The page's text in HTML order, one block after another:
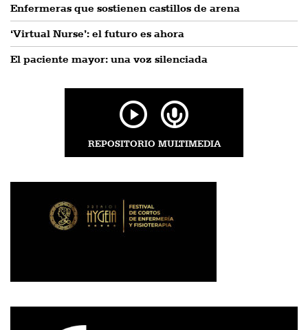
Enfermeras que sostienen castillos de arena
‘Virtual Nurse’: el futuro es ahora
El paciente mayor: una voz silenciada
REPOSITORIO MULTIMEDIA